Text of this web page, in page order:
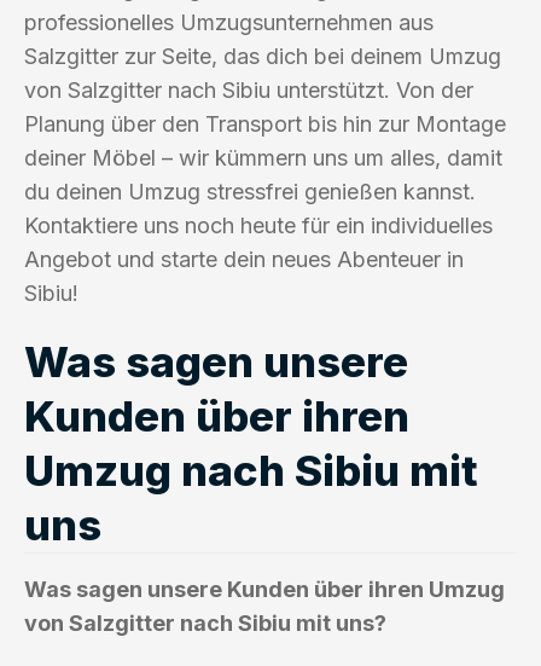
professionelles Umzugsunternehmen aus
Salzgitter zur Seite, das dich bei deinem Umzug
von Salzgitter nach Sibiu unterstützt. Von der
Planung über den Transport bis hin zur Montage
deiner Möbel – wir kümmern uns um alles, damit
du deinen Umzug stressfrei genießen kannst.
Kontaktiere uns noch heute für ein individuelles
Angebot und starte dein neues Abenteuer in
Sibiu!
Was sagen unsere
Kunden über ihren
Umzug nach Sibiu mit
uns
Was sagen unsere Kunden über ihren Umzug
von Salzgitter nach Sibiu mit uns?